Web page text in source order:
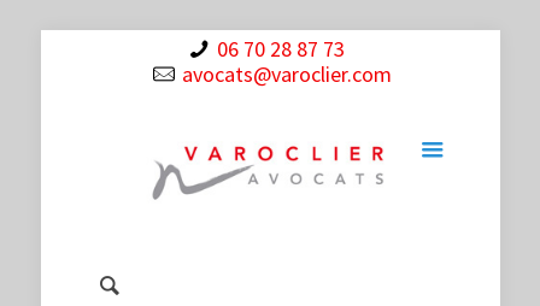
06 70 28 87 73
avocats@varoclier.com